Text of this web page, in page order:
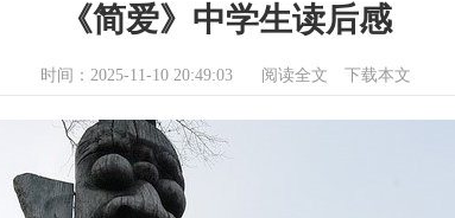
《简爱》中学生读后感
时间：2025-11-10 20:49:03 阅读全文 下载本文